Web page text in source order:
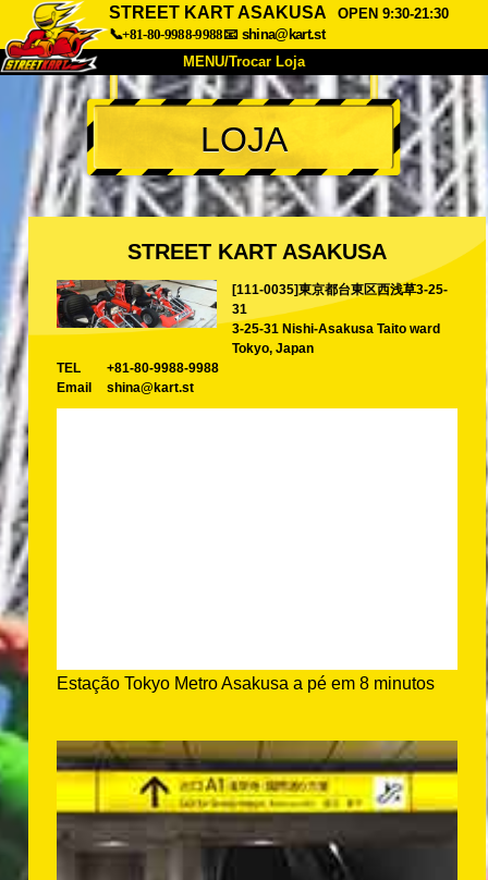
STREET KART ASAKUSA
OPEN 9:30-21:30
📞+81-80-9988-9988📧 shina@kart.st
MENU/Trocar Loja
INÍCIO
Sobre Especificações Preços
Acesso Opiniões FAQ
Empresa Reserva
Trocar Loja
Tokyo Shinagawa Tokyo Akihabara#1
Tokyo Akihabara#2 Tokyo Shibuya
Tokyo Shibuya Annex
LOJA
STREET KART ASAKUSA
[111-0035]東京都台東区西浅草3-25-
31
3-25-31 Nishi-Asakusa Taito ward
Tokyo, Japan
TEL
+81-80-9988-9988
Email
shina@kart.st
Estação Tokyo Metro Asakusa a pé em 8 minutos